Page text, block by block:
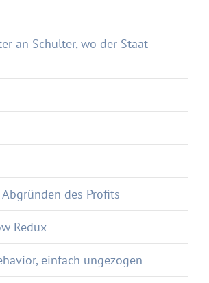
an Schulter, wo der Staat
des Profits
Redux
einfach ungezogen